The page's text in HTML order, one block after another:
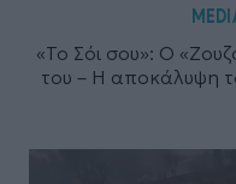
«Το Σόι σου»: Ο
του – Η αποκάλυψη